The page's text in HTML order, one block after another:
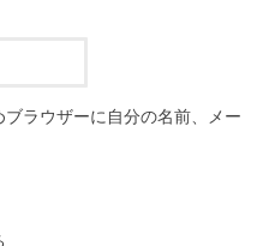
ラウザーに自分の名前、メー